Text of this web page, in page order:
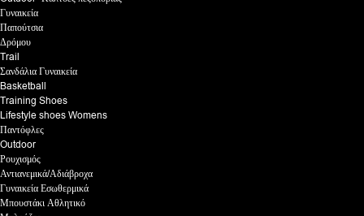
Γυναικεία
Παπούτσια
Δρόμου
Trail
Σανδάλια Γυναικεία
Basketball
Training Shoes
Lifestyle shoes Womens
Παντόφλες
Outdoor
Ρουχισμός
Αντιανεμικά/Αδιάβροχα
Γυναικεία Εσωθερμικά
Μπουστάκι Αθλητικό